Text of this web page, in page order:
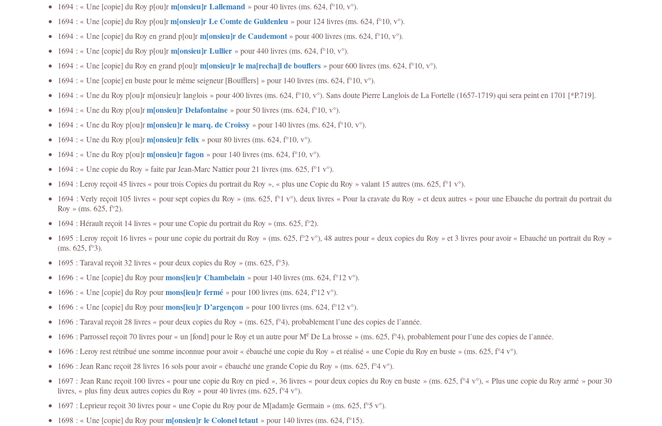
1694 : « Une [copie] du Roy p[ou]rm[onsieu]r Lallemand » pour 40 livres (ms. 624, f°10, v°).
1694 : « Une [copie] du Roy p[ou]rm[onsieu]r Le Comte de Guldenleu » pour 124 livres (ms. 624, f°10, v°).
1694 : « Une [copie] du Roy en grand p[ou]rm[onsieu]r de Caudemont » pour 400 livres (ms. 624, f°10, v°).
1694 : « Une [copie] du Roy p[ou]rm[onsieu]r Lullier » pour 440 livres (ms. 624, f°10, v°).
1694 : « Une [copie] du Roy en grand p[ou]rm[onsieu]r le ma[recha]l de bouflers » pour 600 livres (ms. 624, f°10, v°).
1694 : « Une [copie] en buste pour le même seigneur [Boufflers] » pour 140 livres (ms. 624, f°10, v°).
1694 : « Une du Roy p[ou]r m[onsieu]r langlois » pour 400 livres (ms. 624, f°10, v°). Sans doute Pierre Langlois de La Fortelle (1657-1719) qui sera peint en 1701 [*P.719].
1694 : « Une du Roy p[ou]rm[onsieu]r Delafontaine » pour 50 livres (ms. 624, f°10, v°).
1694 : « Une du Roy p[ou]rm[onsieu]r le marq. de Croissy » pour 140 livres (ms. 624, f°10, v°).
1694 : « Une du Roy p[ou]rm[onsieu]r felix » pour 80 livres (ms. 624, f°10, v°).
1694 : « Une du Roy p[ou]rm[onsieu]r fagon » pour 140 livres (ms. 624, f°10, v°).
1694 : « Une copie du Roy » faite par Jean-Marc Nattier pour 21 livres (ms. 625, f°1 v°).
1694 : Leroy reçoit 45 livres « pour trois Copies du portrait du Roy », « plus une Copie du Roy » valant 15 autres (ms. 625, f°1 v°).
1694 : Verly reçoit 105 livres « pour sept copies du Roy » (ms. 625, f°1 v°), deux livres « Pour la cravate du Roy » et deux autres « pour une Ebauche du portrait du portrait du
Roy » (ms. 625, f°2).
1694 : Hérault reçoit 14 livres « pour une Copie du portrait du Roy » (ms. 625, f°2).
1695 : Leroy reçoit 16 livres « pour une copie du portrait du Roy » (ms. 625, f°2 v°), 48 autres pour « deux copies du Roy » et 3 livres pour avoir « Ebauché un portrait du Roy »
(ms. 625, f°3).
1695 : Taraval reçoit 32 livres « pour deux copies du Roy » (ms. 625, f°3).
1696 : « Une [copie] du Roy pourmons[ieu]r Chambelain » pour 140 livres (ms. 624, f°12 v°).
1696 : « Une [copie] du Roy pourmons[ieu]r fermé » pour 100 livres (ms. 624, f°12 v°).
1696 : « Une [copie] du Roy pourmons[ieu]r D’argençon » pour 100 livres (ms. 624, f°12 v°).
1696 : Taraval reçoit 28 livres « pour deux copies du Roy » (ms. 625, f°4), probablement l’une des copies de l’année.
1696 : Parrossel reçoit 70 livres pour « un [fond] pour le Roy et un autre pour Me De La brosse » (ms. 625, f°4), probablement pour l’une des copies de l’année.
1696 : Leroy rest rétribué une somme inconnue pour avoir « ébauché une copie du Roy » et réalisé « une Copie du Roy en buste » (ms. 625, f°4 v°).
1696 : Jean Ranc reçoit 28 livres 16 sols pour avoir « ébauché une grande Copie du Roy » (ms. 625, f°4 v°).
1697 : Jean Ranc reçoit 100 livres « pour une copie du Roy en pied », 36 livres « pour deux copies du Roy en buste » (ms. 625, f°4 v°), « Plus une copie du Roy armé » pour 30
livres, « plus finy deux autres copies du Roy » pour 40 livres (ms. 625, f°4 v°).
1697 : Leprieur reçoit 30 livres pour « une Copie du Roy pour de M[adam]e Germain » (ms. 625, f°5 v°).
1698 : « Une [copie] du Roy pourm[onsieu]r le Colonel tetaut » pour 140 livres (ms. 624, f°15).